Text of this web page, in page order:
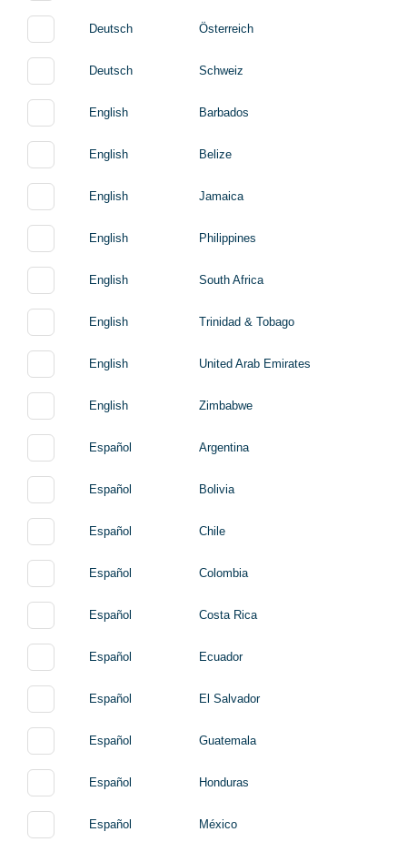
Deutsch Österreich
Deutsch Schweiz
English Barbados
English Belize
English Jamaica
English Philippines
English South Africa
English Trinidad & Tobago
English United Arab Emirates
English Zimbabwe
Español Argentina
Español Bolivia
Español Chile
Español Colombia
Español Costa Rica
Español Ecuador
Español El Salvador
Español Guatemala
Español Honduras
Español México